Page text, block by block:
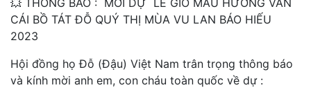
CÁI BỒ TÁT ĐỖ QUÝ THỊ MÙA VU LAN BÁO HIẾU
2023
Hội đồng họ Đỗ (Đậu) Việt Nam trân trọng thông báo
và kính mời anh em, con cháu toàn quốc về dự :